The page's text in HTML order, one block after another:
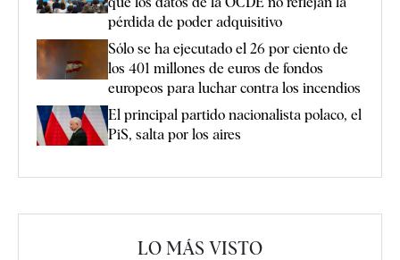
pérdida de poder adquisitivo
Sólo se ha ejecutado el 26 por ciento de
los 401 millones de euros de fondos
europeos para luchar contra los incendios
El principal partido nacionalista polaco, el
PiS, salta por los aires
LO MÁS VISTO